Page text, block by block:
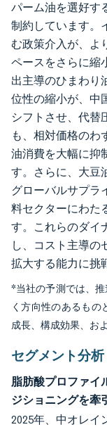
パーム油を選好す
制約しています。
む政策介入が、よ
ペースをさらに縮
出主導のひまわり
位性の縮小が、中
シフトさせ、代替
も、相対価格のわ
油消費を大幅に抑
す。さらに、大豆
グローバルサプラ
料セクターにわた
す。これらのダイ
し、コスト主導の
拡大する能力に挑
*当社の予測では、
く方向性のあるもの
成長、構成効果、お
セグメント分析
脂肪酸プロファイ
ジショニングを牽引
2025年、中オレイ